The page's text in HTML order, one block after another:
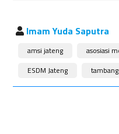
Imam Yuda Saputra
amsi jateng
asosiasi
ESDM Jateng